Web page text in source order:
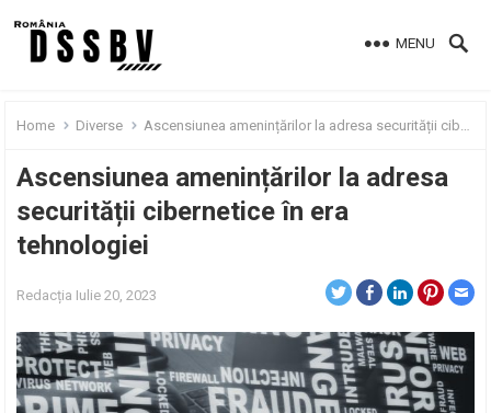
MENU
Home Diverse Ascensiunea amenințărilor la adresa securității cibernetice în era tehnologiei
Ascensiunea amenințărilor la adresa
securității cibernetice în era
tehnologiei
Redacția Iulie 20, 2023